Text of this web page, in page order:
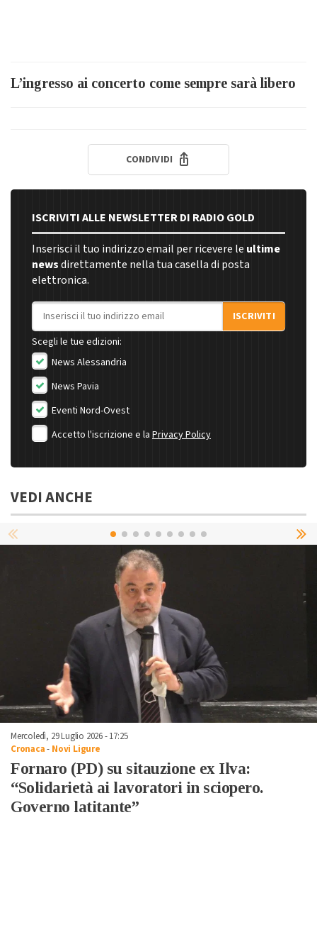
L’ingresso ai concerto come sempre sarà libero
CONDIVIDI
ISCRIVITI ALLE NEWSLETTER DI RADIO GOLD
Inserisci il tuo indirizzo email per ricevere le ultime
newsdirettamente nella tua casella di posta
elettronica.
Indirizzo email
ISCRIVITI
Scegli le tue edizioni:
News Alessandria
News Pavia
Eventi Nord-Ovest
Accetto l'iscrizione e la Privacy Policy
VEDI ANCHE
Mercoledì, 29 Luglio 2026 - 17:25
Cronaca- Novi Ligure
Fornaro (PD) su sitauzione ex Ilva:
“Solidarietà ai lavoratori in sciopero.
Governo latitante”